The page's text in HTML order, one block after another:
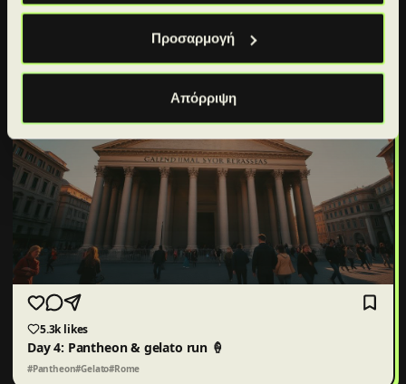
Προσαρμογή
Απόρριψη
5.3klikes
Day 4: Pantheon & gelato run 🍦
#Pantheon#Gelato#Rome